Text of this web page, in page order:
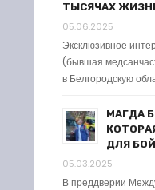
ТЫСЯЧАХ
05.06.2025
Эксклюзивное
(бывшая
в Белгородскую
МАГДА
ДЛЯ
05.03.2025
В преддверии